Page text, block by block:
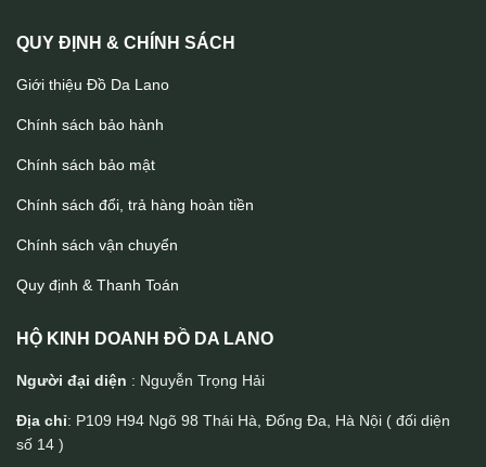
QUY ĐỊNH & CHÍNH SÁCH
Giới thiệu Đồ Da Lano
Chính sách bảo hành
Chính sách bảo mật
Chính sách đổi, trả hàng hoàn tiền
Chính sách vận chuyển
Quy định & Thanh Toán
HỘ KINH DOANH ĐỒ DA LANO
Người đại diện : Nguyễn Trọng Hải
Địa chỉ: P109 H94 Ngõ 98 Thái Hà, Đống Đa, Hà Nội ( đối diện
số 14 )